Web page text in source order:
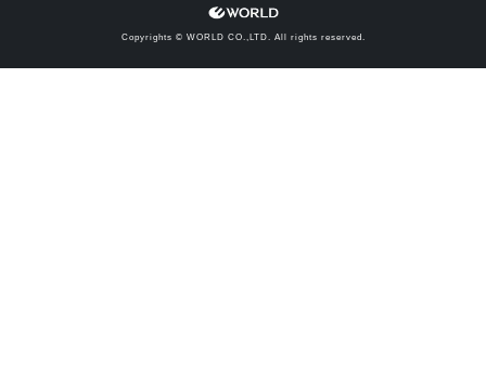
Copyrights © WORLD CO.,LTD. All rights reserved.